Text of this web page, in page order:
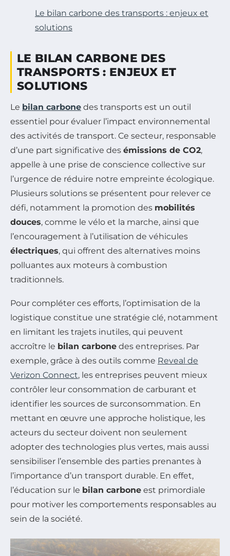
Le bilan carbone des transports : enjeux et
solutions
LE BILAN CARBONE DES
TRANSPORTS : ENJEUX ET
SOLUTIONS
Le bilan carbone des transports est un outil
essentiel pour évaluer l’impact environnemental
des activités de transport. Ce secteur, responsable
d’une part significative des émissions de CO2,
appelle à une prise de conscience collective sur
l’urgence de réduire notre empreinte écologique.
Plusieurs solutions se présentent pour relever ce
défi, notamment la promotion des mobilités
douces, comme le vélo et la marche, ainsi que
l’encouragement à l’utilisation de véhicules
électriques, qui offrent des alternatives moins
polluantes aux moteurs à combustion
traditionnels.
Pour compléter ces efforts, l’optimisation de la
logistique constitue une stratégie clé, notamment
en limitant les trajets inutiles, qui peuvent
accroître le bilan carbone des entreprises. Par
exemple, grâce à des outils comme Reveal de
Verizon Connect, les entreprises peuvent mieux
contrôler leur consommation de carburant et
identifier les sources de surconsommation. En
mettant en œuvre une approche holistique, les
acteurs du secteur doivent non seulement
adopter des technologies plus vertes, mais aussi
sensibiliser l’ensemble des parties prenantes à
l’importance d’un transport durable. En effet,
l’éducation sur le bilan carbone est primordiale
pour motiver les comportements responsables au
sein de la société.